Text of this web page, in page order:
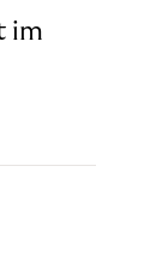
im